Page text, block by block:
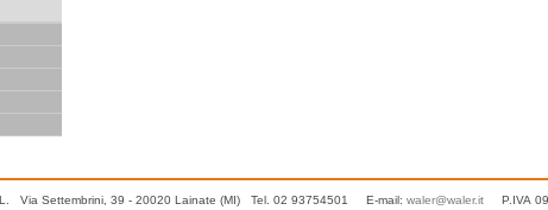
Via Settembrini, 39 - 20020 Lainate (MI) Tel. 02 93754501 E-mail: waler@waler.it P.IVA